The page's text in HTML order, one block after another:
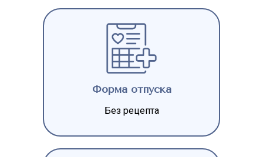
Форма отпуска
Без рецепта